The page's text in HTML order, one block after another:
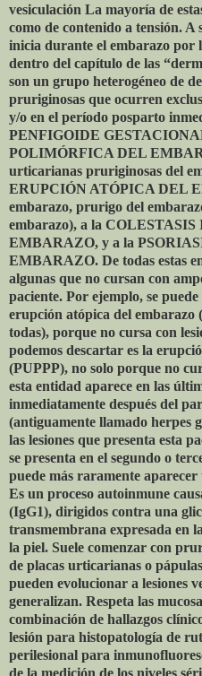
vesiculación La mayoría de
como de contenido a tensión. A
inicia durante el embarazo por
dentro del capítulo de las
son un grupo heterogéneo de
pruriginosas que ocurren
y/o en el período posparto
PENFIGOIDE
POLIMÓRFICA DEL
urticarianas pruriginosas del
ERUPCIÓN ATÓPICA DEL
embarazo, prurigo del
embarazo), a la
EMBARAZO, y a la
EMBARAZO. De todas estas
algunas que no cursan con
paciente. Por ejemplo, se
erupción atópica del embarazo
todas), porque no cursa con
podemos descartar es la
(PUPPP), no solo porque no
esta entidad aparece en las
inmediatamente después del
(antiguamente llamado herpes
las lesiones que presenta esta
se presenta en el segundo o
puede más raramente
Es un proceso autoinmune
(IgG1), dirigidos contra una
transmembrana expresada en
la piel. Suele comenzar con
de placas urticarianas o
pueden evolucionar a lesiones
generalizan. Respeta las
combinación de hallazgos
lesión para histopatología de
perilesional para
de la medición de los niveles